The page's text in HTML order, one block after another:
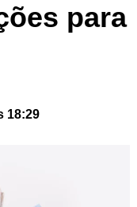
para
18:29